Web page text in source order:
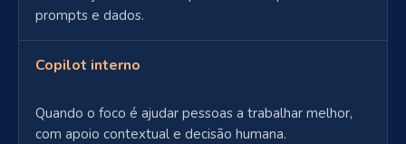
prompts e dados.
Copilot interno
Quando o foco é ajudar pessoas a trabalhar melhor,
com apoio contextual e decisão humana.